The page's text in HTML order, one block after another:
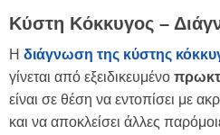
Κύστη Κόκκυγος –
Η διάγνωση της κύστης
γίνεται από εξειδικευμένο
είναι σε θέση να εντοπίσει με
και να αποκλείσει άλλες